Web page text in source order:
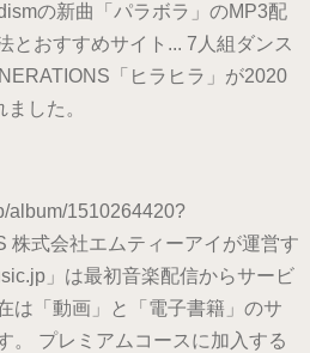
の新曲「パラボラ」のMP3配
とおすすめサイト... 7人組ダンス
「ヒラヒラ」が2020
ました。
album/1510264420?
株式会社エムティーアイが運営す
」は最初音楽配信からサービ
は「動画」と「電子書籍」のサ
。 プレミアムコースに加入する